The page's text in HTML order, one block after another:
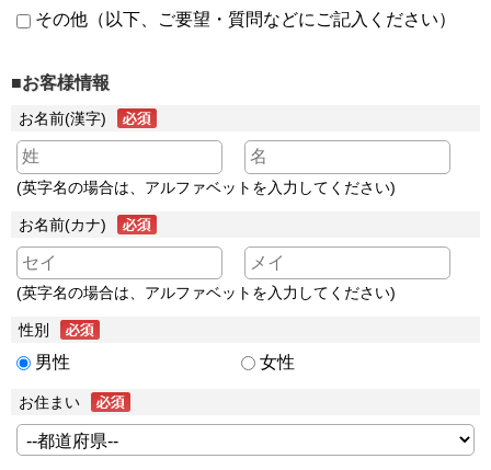
その他（以下、ご要望・質問などにご記入ください）
■お客様情報
お名前(漢字)
(英字名の場合は、アルファベットを入力してください)
お名前(カナ)
(英字名の場合は、アルファベットを入力してください)
性別
男性 女性
お住まい